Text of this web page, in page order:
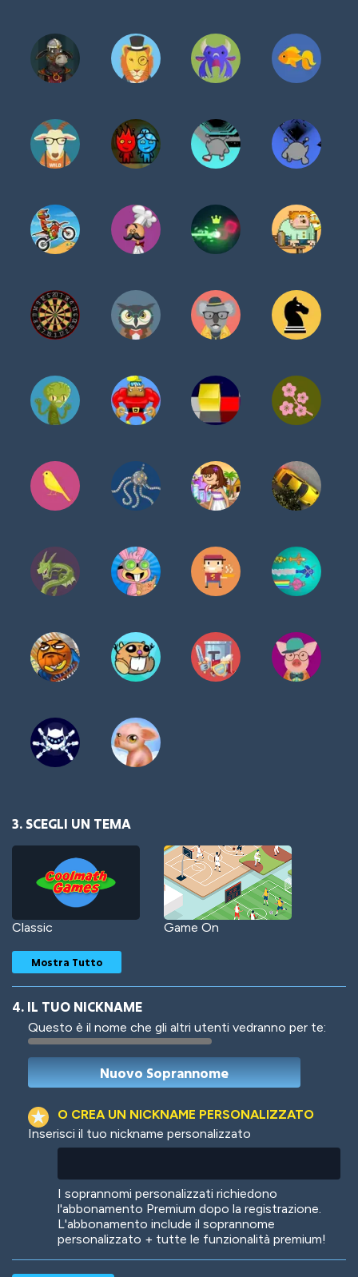
3. SCEGLI UN TEMA
Classic Game On
Woof Jungle Cats
Mostra Tutto
4. IL TUO NICKNAME
Questo è il nome che gli altri utenti vedranno per te:
O CREA UN NICKNAME PERSONALIZZATO
Inserisci il tuo nickname personalizzato
I soprannomi personalizzati richiedono
l'abbonamento Premium dopo la registrazione.
L'abbonamento include il soprannome
personalizzato + tutte le funzionalità premium!